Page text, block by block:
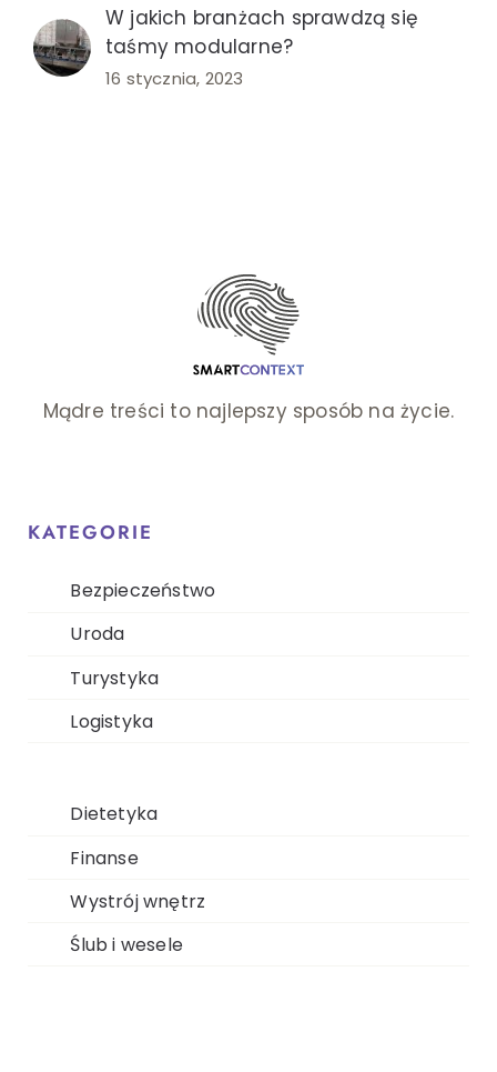
W jakich branżach sprawdzą się
taśmy modularne?
16 stycznia, 2023
Mądre treści to najlepszy sposób na życie.
KATEGORIE
Bezpieczeństwo
Uroda
Turystyka
Logistyka
Dietetyka
Finanse
Wystrój wnętrz
Ślub i wesele